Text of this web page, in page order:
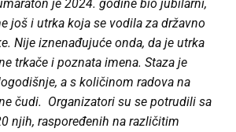
je 2024. godine bio jubilarni,
još i utrka koja se vodila za državno
Nije iznenađujuće onda, da je utrka
trkače i poznata imena. Staza je
a s količinom radova na
čudi. Organizatori su se potrudili sa
njih, raspoređenih na različitim